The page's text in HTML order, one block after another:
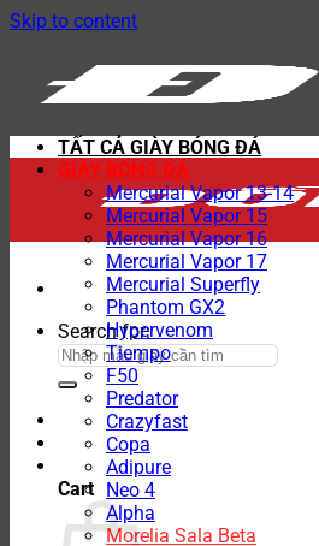
Skip to content
Search for:
Cart
TẤT CẢ GIÀY BÓNG ĐÁ
GIÀY BÓNG ĐÁ
Mercurial Vapor 13-14
Mercurial Vapor 15
Mercurial Vapor 16
Mercurial Vapor 17
Mercurial Superfly
Phantom GX2
Hypervenom
Tiempo
F50
Predator
Crazyfast
Copa
Adipure
Neo 4
Alpha
Morelia Sala Beta